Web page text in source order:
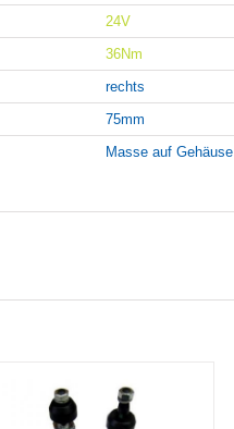
24V
36Nm
rechts
75mm
Masse auf Gehäuse